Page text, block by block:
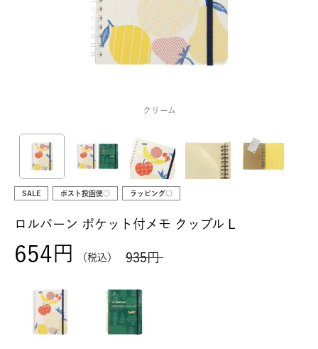
クリーム
SALE ポスト投函便○ ラッピング○
ロルバーン ポケット付メモ クッブル L
935
654 税込